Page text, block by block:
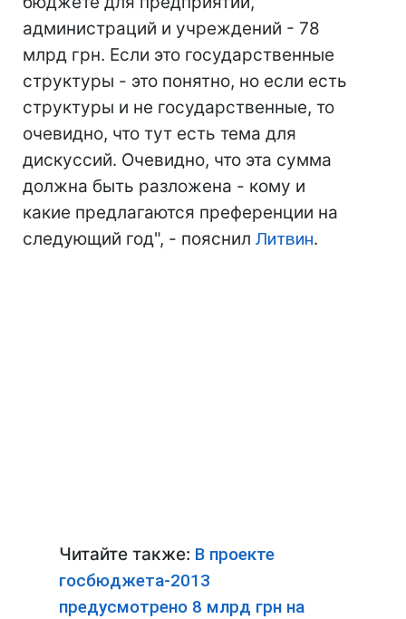
администраций и учреждений - 78
млрд грн. Если это государственные
структуры - это понятно, но если есть
структуры и не государственные, то
очевидно, что тут есть тема для
дискуссий. Очевидно, что эта сумма
должна быть разложена - кому и
какие предлагаются преференции на
следующий год", - пояснил Литвин.
Читайте также: В проекте
госбюджета-2013
предусмотрено 8 млрд грн на